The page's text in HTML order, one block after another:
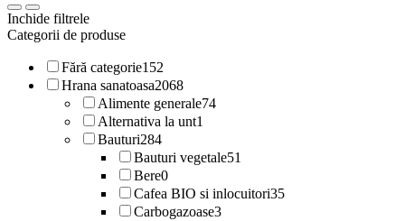
Inchide filtrele
Categorii de produse
Fără categorie152
Hrana sanatoasa2068
Alimente generale74
Alternativa la unt1
Bauturi284
Bauturi vegetale51
Bere0
Cafea BIO si inlocuitori35
Carbogazoase3